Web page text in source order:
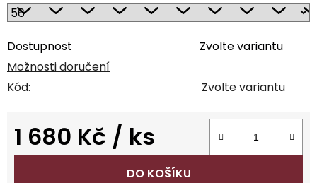
Dostupnost
Zvolte variantu
Možnosti doručení
Kód:
Zvolte variantu
1 680 Kč / ks
Měrná cena:
DO KOŠÍKU